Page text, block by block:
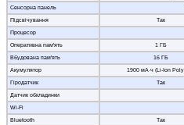
Сенсорна панель
Підсвічування
Так
Процесор
Оперативна пам'ять
1 ГБ
Вбудована пам'ять
16 ГБ
Акумулятор
1900 мА·ч (Li-Ion
Гіродатчик
Так
Датчик обкладинки
Wi-Fi
Bluetooth
Так